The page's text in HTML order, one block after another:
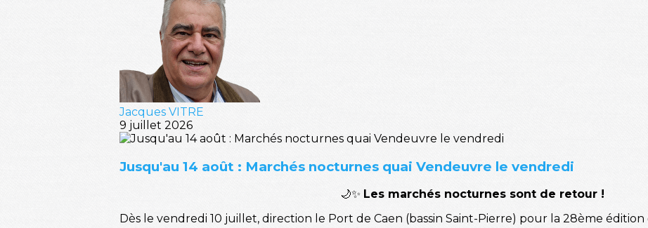
Jacques VITRE
9 juillet 2026
Jusqu'au 14 août : Marchés nocturnes quai Vendeuvre le vendredi
🌙✨ Les marchés nocturnes sont de retour !
Dès le vendredi 10 juillet, direction le Port de Caen (bassin Saint-Pierre) pour la 28ème